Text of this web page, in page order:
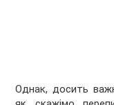
Однак, досить